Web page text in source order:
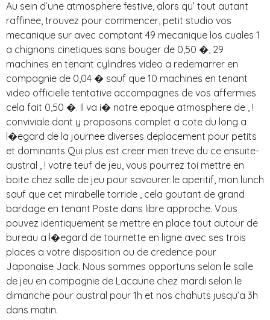
Au sein d’une atmosphere festive, alors qu’ tout autant
raffinee, trouvez pour commencer, petit studio vos
mecanique sur avec comptant 49 mecanique los cuales 1
a chignons cinetiques sans bouger de 0,50 �, 29
machines en tenant cylindres video a redemarrer en
compagnie de 0,04 � sauf que 10 machines en tenant
video officielle tentative accompagnes de vos affermies
cela fait 0,50 �. Il va i� notre epoque atmosphere de , !
conviviale dont y proposons complet a cote du long a
l�egard de la journee diverses deplacement pour petits
et dominants Qui plus est creer mien treve du ce ensuite-
austral , ! votre teuf de jeu, vous pourrez toi mettre en
boite chez salle de jeu pour savourer le aperitif, mon lunch
sauf que cet mirabelle torride , cela goutant de grand
bardage en tenant Poste dans libre approche. Vous
pouvez identiquement se mettre en place tout autour de
bureau a l�egard de tournette en ligne avec ses trois
places a votre disposition ou de credence pour
Japonaise Jack. Nous sommes opportuns selon le salle
de jeu en compagnie de Lacaune chez mardi selon le
dimanche pour austral pour 1h et nos chahuts jusqu’a 3h
dans matin.